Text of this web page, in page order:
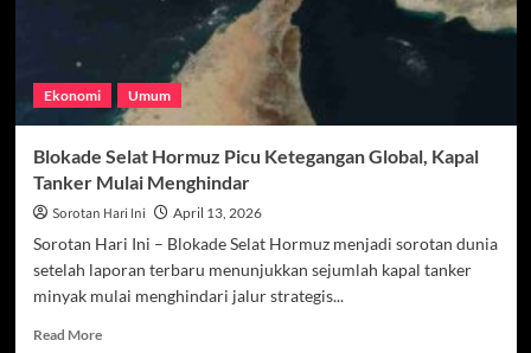
Ekonomi Umum
Blokade Selat Hormuz Picu Ketegangan Global, Kapal
Tanker Mulai Menghindar
Sorotan Hari Ini April 13, 2026
Sorotan Hari Ini – Blokade Selat Hormuz menjadi sorotan dunia
setelah laporan terbaru menunjukkan sejumlah kapal tanker
minyak mulai menghindari jalur strategis...
Read MoreRead